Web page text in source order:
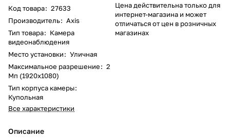
Код товара: 27633
Производитель: Axis
Тип товара: Камера
видеонаблюдения
Место установки: Уличная
Максимальное разрешение: 2
Мп (1920x1080)
Тип корпуса камеры:
Купольная
Все характеристики
Описание
Цена действительна только для
интернет-магазина и может
отличаться от цен в розничных
магазинах